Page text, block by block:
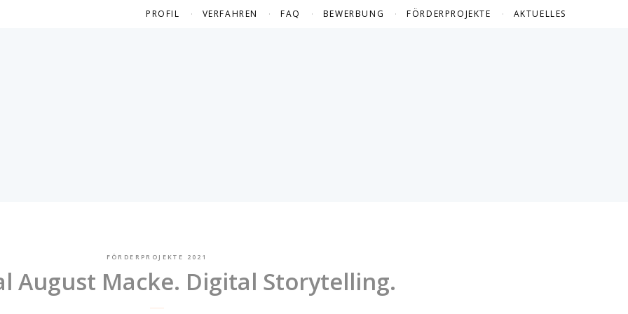
PROFIL VERFAHREN FAQ BEWERBUNG FÖRDERPROJEKTE AKTUELLES
FÖRDERPROJEKTE 2021
August Macke. Digital Storytelling.